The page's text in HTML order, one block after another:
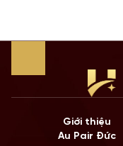
Quốc gia có nền giáo
Giới thiệu
Au Pair Đức